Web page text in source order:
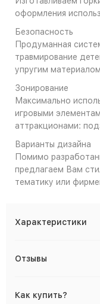
оформления
Безопасность
Продуманная
травмирование
упругим
Зонирование
Максимально
игровыми
аттракционами:
Варианты дизайна
Помимо
предлагаем Вам
тематику или
Характеристики
Отзывы
Как купить?